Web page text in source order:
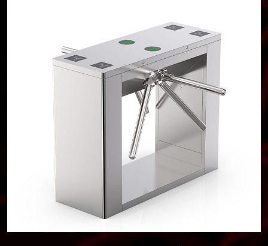
CATEGORIAS